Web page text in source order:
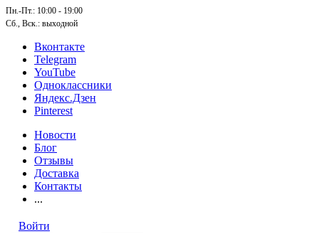
Пн.-Пт.: 10:00 - 19:00
Сб., Вск.: выходной
Вконтакте
Telegram
YouTube
Одноклассники
Яндекс.Дзен
Pinterest
Новости
Блог
Отзывы
Доставка
Контакты
...
Войти